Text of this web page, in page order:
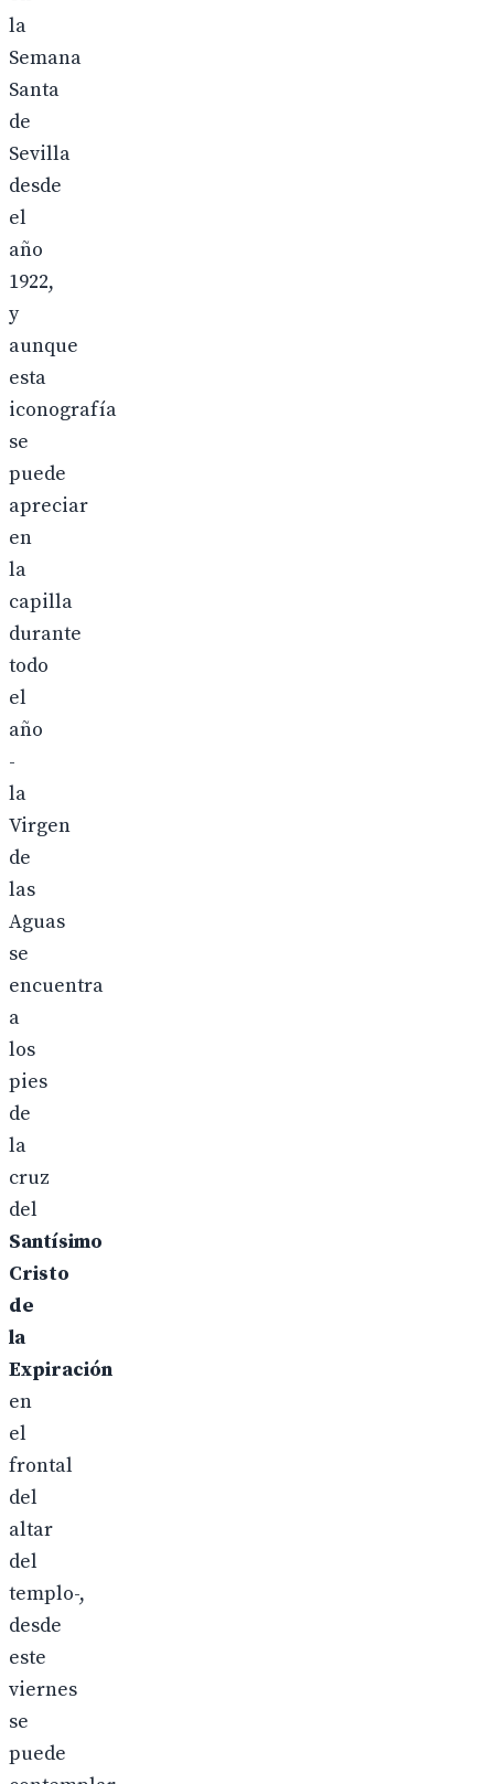
la
Semana
Santa
de
Sevilla
desde
el
año
1922,
y
aunque
esta
iconografía
se
puede
apreciar
en
la
capilla
durante
todo
el
año
-
la
Virgen
de
las
Aguas
se
encuentra
a
los
pies
de
la
cruz
del
Santísimo
Cristo
de
la
Expiración
en
el
frontal
del
altar
del
templo-,
desde
este
viernes
se
puede